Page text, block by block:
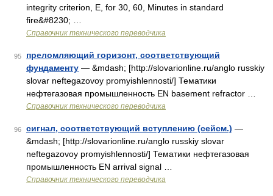
integrity criterion, E, for 30, 60, Minutes in standard
fire&#8230; …
Справочник технического переводчика
95
преломляющий горизонт, соответствующий
фундаменту — &mdash; [http://slovarionline.ru/anglo russkiy
slovar neftegazovoy promyishlennosti/] Тематики
нефтегазовая промышленность EN basement refractor …
Справочник технического переводчика
96 сигнал, соответствующий вступлению (сейсм.) —
&mdash; [http://slovarionline.ru/anglo russkiy slovar
neftegazovoy promyishlennosti/] Тематики нефтегазовая
промышленность EN arrival signal …
Справочник технического переводчика